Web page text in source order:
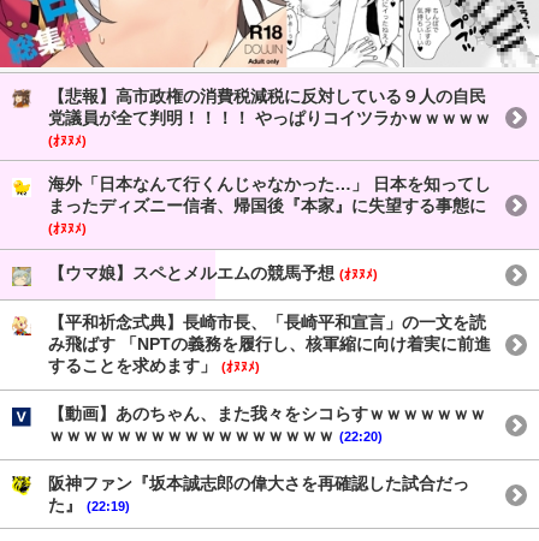
【悲報】高市政権の消費税減税に反対している９人の自民
党議員が全て判明！！！！ やっぱりコイツラかｗｗｗｗｗ
(ｵﾇﾇﾒ)
海外「日本なんて行くんじゃなかった…」 日本を知ってし
まったディズニー信者、帰国後『本家』に失望する事態に
(ｵﾇﾇﾒ)
【ウマ娘】スペとメルエムの競馬予想 (ｵﾇﾇﾒ)
【平和祈念式典】長崎市長、「長崎平和宣言」の一文を読
み飛ばす 「NPTの義務を履行し、核軍縮に向け着実に前進
することを求めます」
(ｵﾇﾇﾒ)
【動画】あのちゃん、また我々をシコらすｗｗｗｗｗｗｗ
ｗｗｗｗｗｗｗｗｗｗｗｗｗｗｗｗｗ (22:20)
阪神ファン『坂本誠志郎の偉大さを再確認した試合だっ
た』
(22:19)